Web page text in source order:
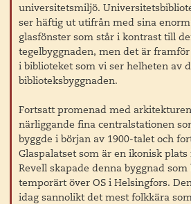
universitetsmiljö.
ser häftig ut utifrån med sina
glasfönster som står i kontrast till
tegelbyggnaden, men det är
i biblioteket som vi ser helheten av
biblioteksbyggnaden.
Fortsatt promenad med
närliggande fina centralstationen
byggde i början av 1900-talet och
Glaspalatset som är en ikonisk
Revell skapade denna byggnad
temporärt över OS i Helsingfors.
idag sannolikt det mest folkkära